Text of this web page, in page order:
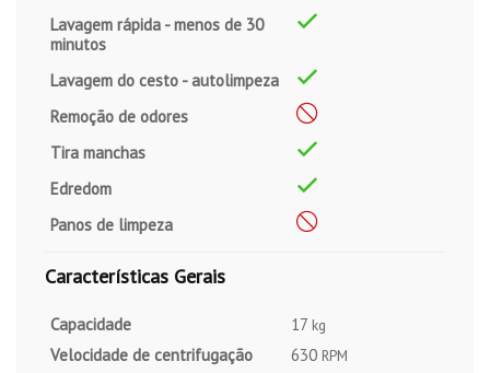
Lavagem rápida - menos de 30
minutos
Lavagem do cesto - autolimpeza
Remoção de odores
Tira manchas
Edredom
Panos de limpeza
Características Gerais
Capacidade 17 kg
Velocidade de centrifugação 630 RPM